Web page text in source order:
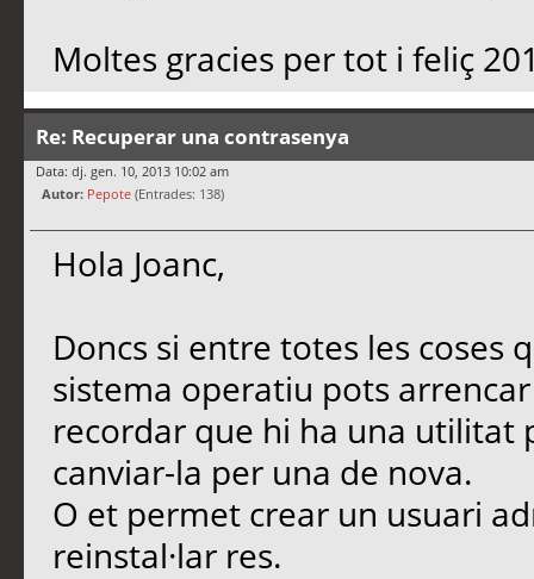
Moltes gracies per tot i feliç
Re: Recuperar una contrasenya
Data: dj. gen. 10, 2013 10:02 am
Autor: Pepote (Entrades: 138)
Hola Joanc,
Doncs si entre totes les coses
sistema operatiu pots
recordar que hi ha una utilitat
canviar-la per una de nova.
O et permet crear un usuari
reinstal·lar res.